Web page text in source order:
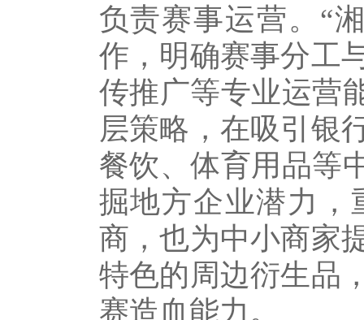
负责赛事运营。“
作，明确赛事分工
传推广等专业运营
层策略，在吸引银
餐饮、体育用品等
掘地方企业潜力，
商，也为中小商家
特色的周边衍生品
赛造血能力。